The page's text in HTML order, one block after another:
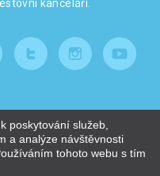
poskytování služeb,
a analýze návštěvnosti
tohoto webu s tím
kanceláři.
| TVORBA WWW